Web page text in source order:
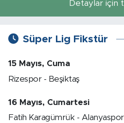
Detaylar için
Süper Lig Fikstür
15 Mayıs, Cuma
Rizespor - Beşiktaş
16 Mayıs, Cumartesi
Fatih Karagümrük - Alanyaspor